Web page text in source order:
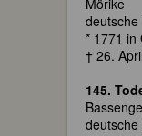
Mörike
* 1771 in
† 26.
145.
Bassenge